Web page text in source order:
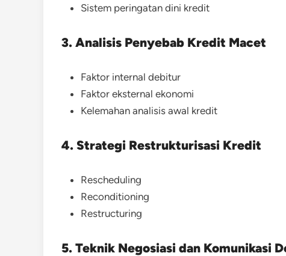
Sistem peringatan dini kredit
3. Analisis Penyebab Kredit Macet
Faktor internal debitur
Faktor eksternal ekonomi
Kelemahan analisis awal kredit
4. Strategi Restrukturisasi Kredit
Rescheduling
Reconditioning
Restructuring
5. Teknik Negosiasi dan Komunikasi